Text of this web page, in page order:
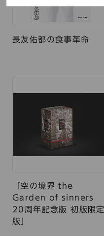
長友佑都の食事革命
「空の境界 the
Garden of sinners
20周年記念版 初版限定
版」